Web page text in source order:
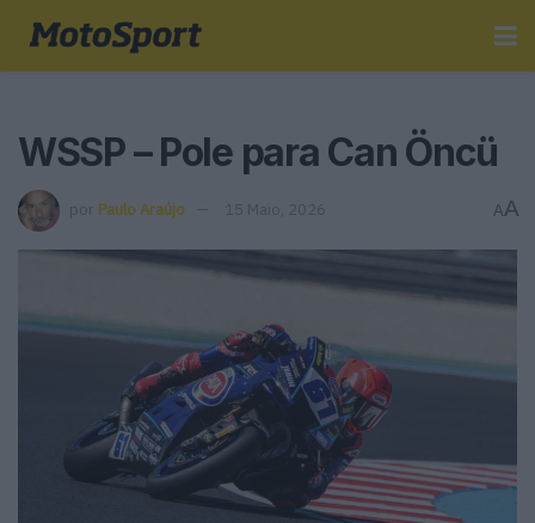
WSSP – Pole para Can Öncü
por Paulo Araújo 15 Maio, 2026 AA